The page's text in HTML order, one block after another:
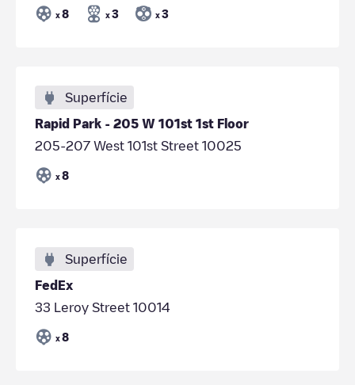
x 8 x 3 x 3
Superfície
Rapid Park - 205 W 101st 1st Floor
205-207 West 101st Street 10025
x 8
Superfície
FedEx
33 Leroy Street 10014
x 8